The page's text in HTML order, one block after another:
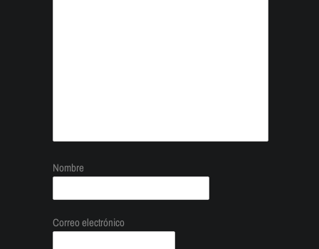
Nombre
Correo electrónico